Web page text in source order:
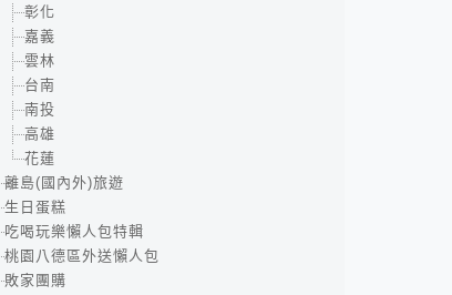
彰化
嘉義
雲林
台南
南投
高雄
花蓮
離島(國內外)旅遊
生日蛋糕
吃喝玩樂懶人包特輯
桃園八德區外送懶人包
敗家團購